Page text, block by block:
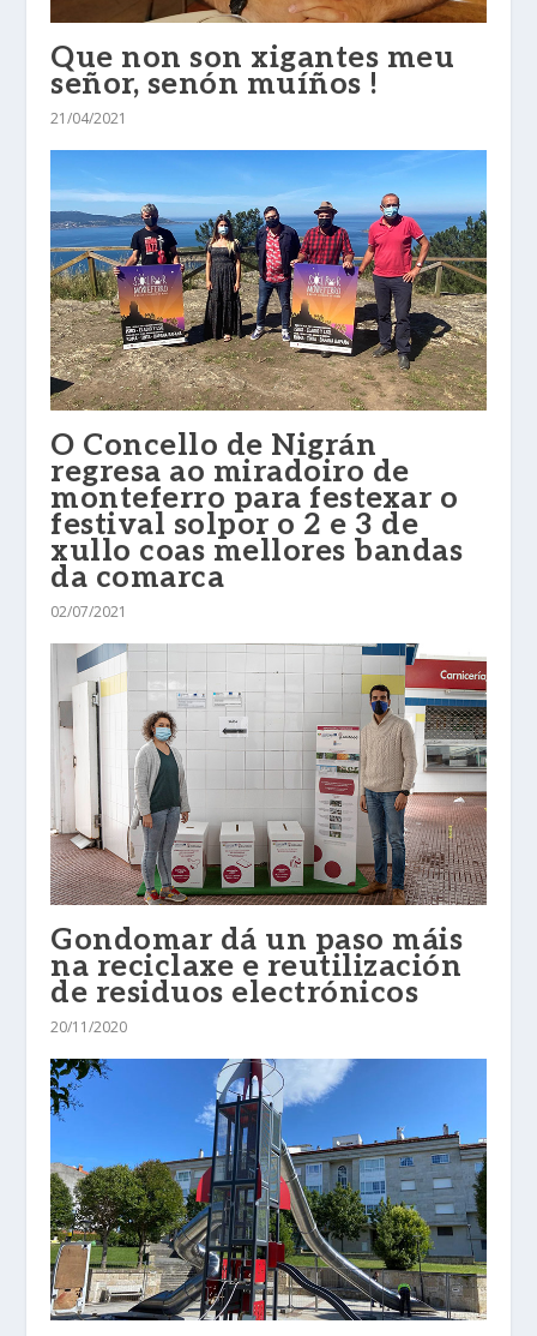
Que non son xigantes meu
señor, senón muíños !
21/04/2021
O Concello de Nigrán
regresa ao miradoiro de
monteferro para festexar o
festival solpor o 2 e 3 de
xullo coas mellores bandas
da comarca
02/07/2021
Gondomar dá un paso máis
na reciclaxe e reutilización
de residuos electrónicos
20/11/2020